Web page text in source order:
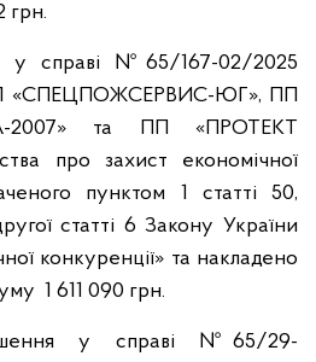
грн.
у справі № 65/167-02/2025
«СПЕЦПОЖСЕРВИС-ЮГ», ПП
2007» та ПП «ПРОТЕКТ
про захист економічної
пунктом 1 статті 50,
статті 6 Закону України
конкуренції» та накладено
1 611 090 грн.
у справі № 65/29-